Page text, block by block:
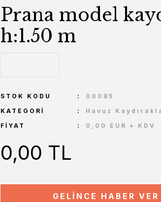
Prana model
h:1.50 m
STOK KODU
00085
KATEGORI
Havuz
FIYAT
0,00 EUR + KDV
0,00 TL
GELİNCE HABER VER